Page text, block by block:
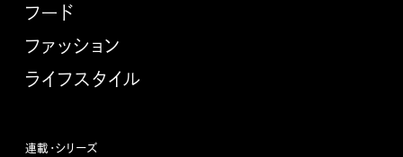
フード
ファッション
ライフスタイル
連載・シリーズ